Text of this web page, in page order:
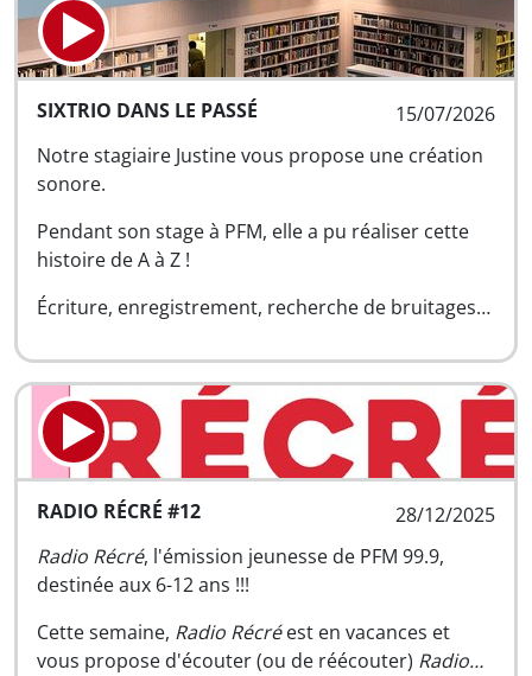
15/07/2026
SIXTRIO DANS LE PASSÉ
Notre stagiaire Justine vous propose une création
sonore.
Pendant son stage à PFM, elle a pu réaliser cette
histoire de A à Z !
Écriture, enregistrement, recherche de bruitages…
28/12/2025
RADIO RÉCRÉ #12
Radio Récré, l'émission jeunesse de PFM 99.9,
destinée aux 6-12 ans !!!
Cette semaine, Radio Récréest en vacances et
vous propose d'écouter (ou de réécouter) Radio…